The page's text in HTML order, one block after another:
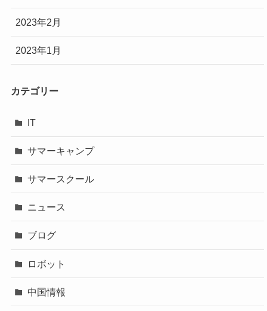
2023年2月
2023年1月
カテゴリー
IT
サマーキャンプ
サマースクール
ニュース
ブログ
ロボット
中国情報